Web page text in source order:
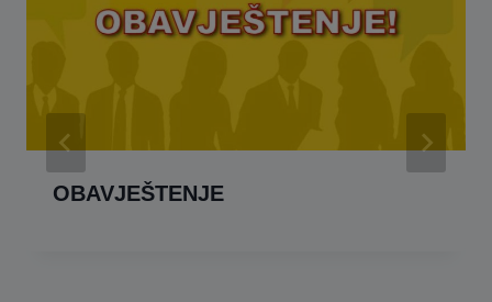
OBAVJEŠTENJE
This will close in16seconds